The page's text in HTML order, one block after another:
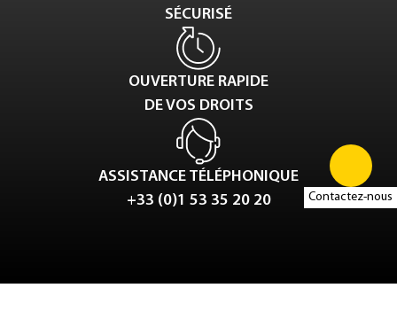
Contactez-nous
SÉCURISÉ
OUVERTURE RAPIDE
DE VOS DROITS
ASSISTANCE TÉLÉPHONIQUE
+33 (0)1 53 35 20 20